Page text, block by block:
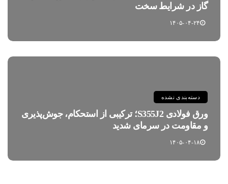
گاز در شرایط سخت
۱۴۰۵-۰۴-۲۴
دسته‌بندی نشده
ورق فولادی S355J2؛ ترکیبی از استحکام، جوش‌پذیری
و مقاومت در سرمای شدید
۱۴۰۵-۰۴-۱۸